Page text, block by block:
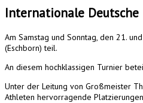
Internationale Deutsche
Am Samstag und Sonntag, den 21.
(Eschborn) teil.
An diesem hochklassigen Turnier
Unter der Leitung von Großmeister
Athleten hervorragende